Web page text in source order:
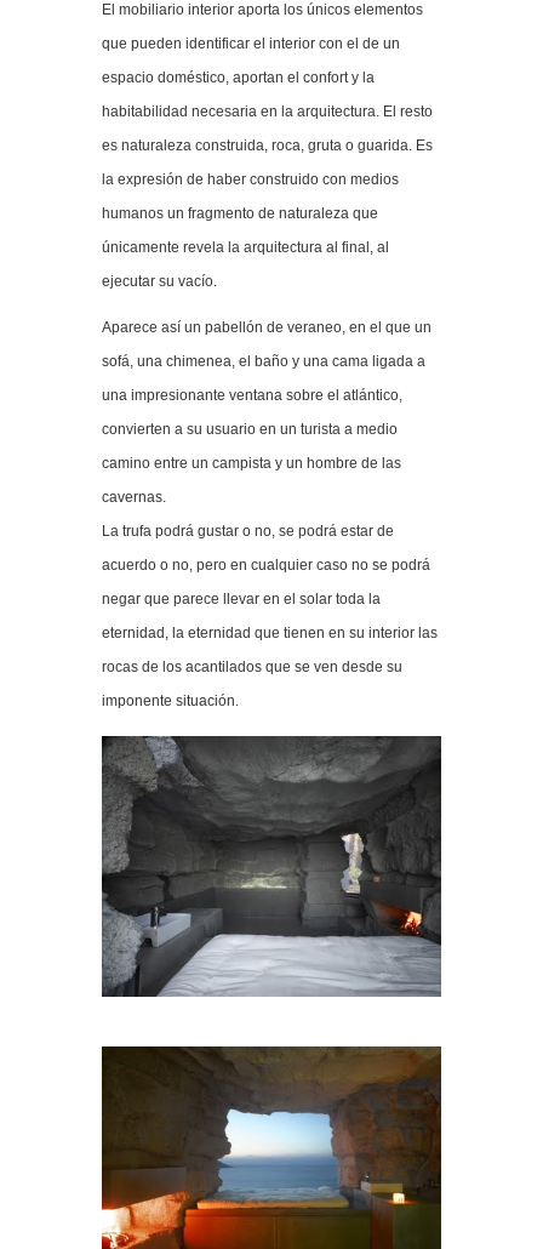
El mobiliario interior aporta los únicos elementos
que pueden identificar el interior con el de un
espacio doméstico, aportan el confort y la
habitabilidad necesaria en la arquitectura. El resto
es naturaleza construida, roca, gruta o guarida. Es
la expresión de haber construido con medios
humanos un fragmento de naturaleza que
únicamente revela la arquitectura al final, al
ejecutar su vacío.
Aparece así un pabellón de veraneo, en el que un
sofá, una chimenea, el baño y una cama ligada a
una impresionante ventana sobre el atlántico,
convierten a su usuario en un turista a medio
camino entre un campista y un hombre de las
cavernas.
La trufa podrá gustar o no, se podrá estar de
acuerdo o no, pero en cualquier caso no se podrá
negar que parece llevar en el solar toda la
eternidad, la eternidad que tienen en su interior las
rocas de los acantilados que se ven desde su
imponente situación.